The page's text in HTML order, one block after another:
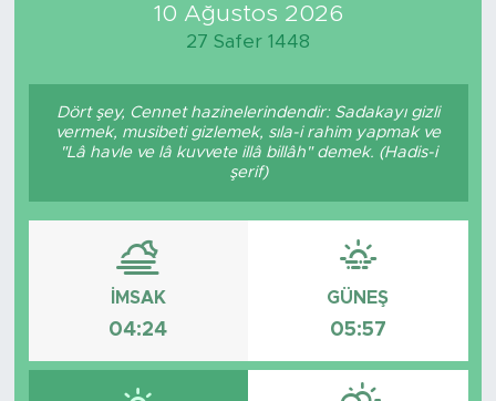
10 Ağustos 2026
27 Safer 1448
Dört şey, Cennet hazinelerindendir: Sadakayı gizli
vermek, musibeti gizlemek, sıla-i rahim yapmak ve
"Lâ havle ve lâ kuvvete illâ billâh" demek. (Hadis-i
şerif)
İMSAK
04:24
GÜNEŞ
05:57